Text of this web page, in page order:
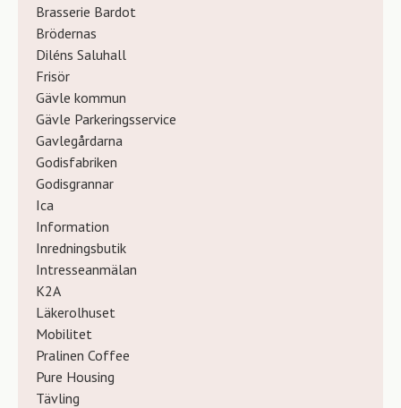
Brasserie Bardot
Brödernas
Diléns Saluhall
Frisör
Gävle kommun
Gävle Parkeringsservice
Gavlegårdarna
Godisfabriken
Godisgrannar
Ica
Information
Inredningsbutik
Intresseanmälan
K2A
Läkerolhuset
Mobilitet
Pralinen Coffee
Pure Housing
Tävling